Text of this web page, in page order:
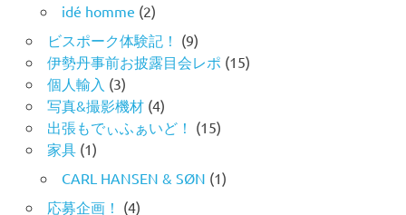
idé homme (2)
ビスポーク体験記！ (9)
伊勢丹事前お披露目会レポ (15)
個人輸入 (3)
写真&撮影機材(4)
出張もでぃふぁいど！ (15)
家具(1)
CARL HANSEN & SØN (1)
応募企画！ (4)